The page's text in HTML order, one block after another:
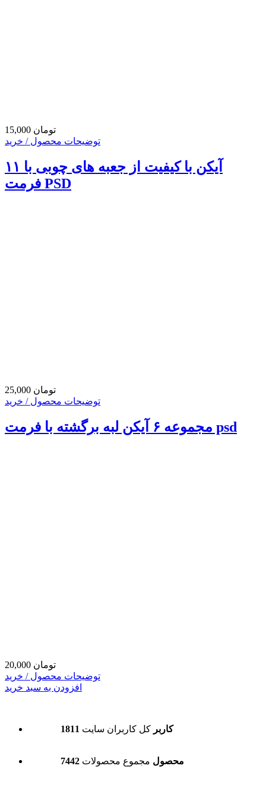
15,000 تومان
توضیحات محصول / خرید
۱۱ آیکن با کیفیت از جعبه های چوبی با
فرمت PSD
25,000 تومان
توضیحات محصول / خرید
مجموعه ۶ آیکن لبه برگشته با فرمت psd
20,000 تومان
توضیحات محصول / خرید
افزودن به سبد خرید
1811 کاربر کل کاربران سایت
7442 محصول مجموع محصولات